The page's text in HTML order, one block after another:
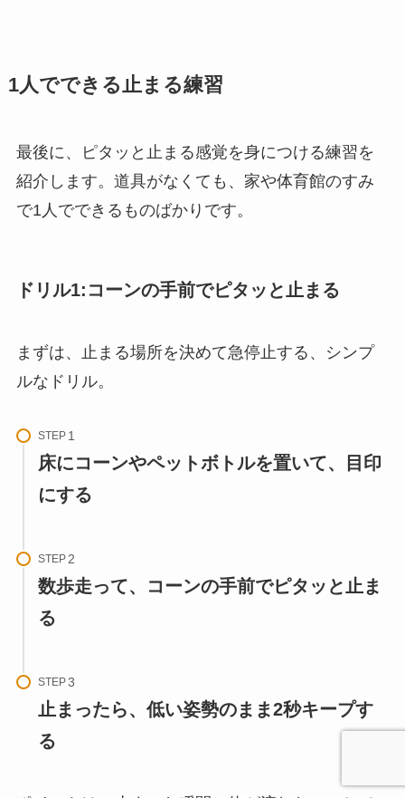
1人でできる止まる練習
最後に、ピタッと止まる感覚を身につける練習を
紹介します。道具がなくても、家や体育館のすみ
で1人でできるものばかりです。
ドリル1:コーンの手前でピタッと止まる
まずは、止まる場所を決めて急停止する、シンプ
ルなドリル。
STEP
床にコーンやペットボトルを置いて、目印
にする
STEP
数歩走って、コーンの手前でピタッと止ま
る
STEP
止まったら、低い姿勢のまま2秒キープす
る